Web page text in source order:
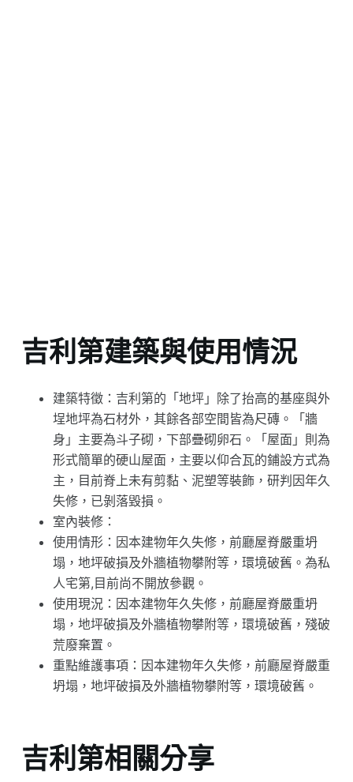
吉利第建築與使用情況
建築特徵：吉利第的「地坪」除了抬高的基座與外
埕地坪為石材外，其餘各部空間皆為尺磚。「牆
身」主要為斗子砌，下部疊砌卵石。「屋面」則為
形式簡單的硬山屋面，主要以仰合瓦的鋪設方式為
主，目前脊上未有剪黏、泥塑等裝飾，研判因年久
失修，已剝落毀損。
室內裝修：
使用情形：因本建物年久失修，前廳屋脊嚴重坍
塌，地坪破損及外牆植物攀附等，環境破舊。為私
人宅第,目前尚不開放參觀。
使用現況：因本建物年久失修，前廳屋脊嚴重坍
塌，地坪破損及外牆植物攀附等，環境破舊，殘破
荒廢棄置。
重點維護事項：因本建物年久失修，前廳屋脊嚴重
坍塌，地坪破損及外牆植物攀附等，環境破舊。
吉利第相關分享